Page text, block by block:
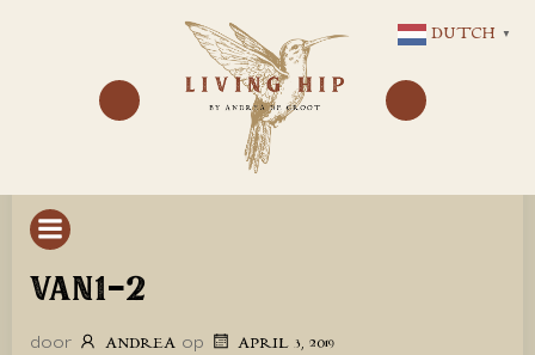
NAAR
DE
INHOUD
VAN1-2
door ANDREA op APRIL 3, 2019
DUTCH ▼